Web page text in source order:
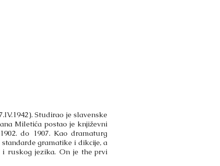
Studirao je slavenske
Miletića postao je književni
do 1907. Kao dramaturg
gramatike i dikcije, a
i ruskog jezika. On je the prvi